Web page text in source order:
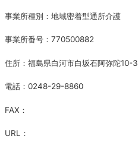
事業所種別：地域密着型通所介護
事業所番号：770500882
住所：福島県白河市白坂石阿弥陀10-3
電話：0248-29-8860
FAX：
URL：